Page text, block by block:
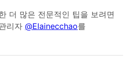
더 많은 전문적인 팁을 보려면
리자 @Elainecchao를